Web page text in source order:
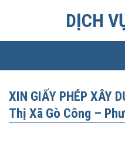
DỊCH
XIN GIẤY PHÉP XÂY
Thị Xã Gò Công –